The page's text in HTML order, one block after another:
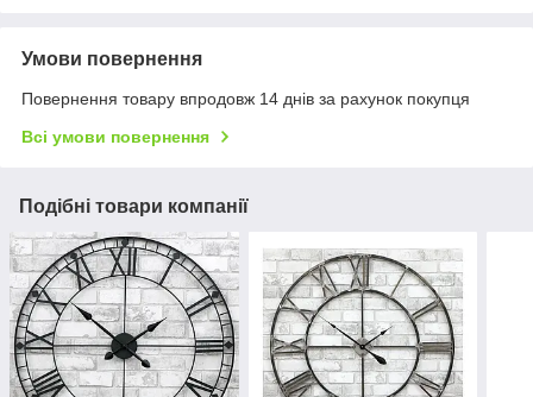
Умови повернення
Повернення товару впродовж 14 днів за рахунок покупця
Всі умови повернення
Подібні товари компанії